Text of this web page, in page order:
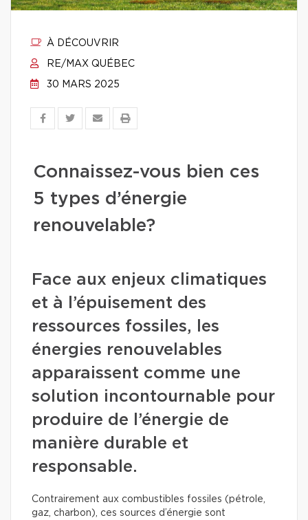
À DÉCOUVRIR
RE/MAX QUÉBEC
30 MARS 2025
Connaissez-vous bien ces
5 types d’énergie
renouvelable?
Face aux enjeux climatiques
et à l’épuisement des
ressources fossiles, les
énergies renouvelables
apparaissent comme une
solution incontournable pour
produire de l’énergie de
manière durable et
responsable.
Contrairement aux combustibles fossiles (pétrole,
gaz, charbon), ces sources d’énergie sont